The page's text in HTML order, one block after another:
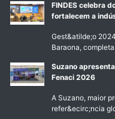
FINDES celebra
fortalecem a
Gest&atilde;o
Baraona,
Suzano
Fenaci 2026
A Suzano, maior
refer&ecirc;ncia